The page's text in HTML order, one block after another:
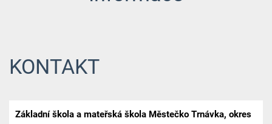
KONTAKT
Základní škola a mateřská škola Městečko Trnávka, okres